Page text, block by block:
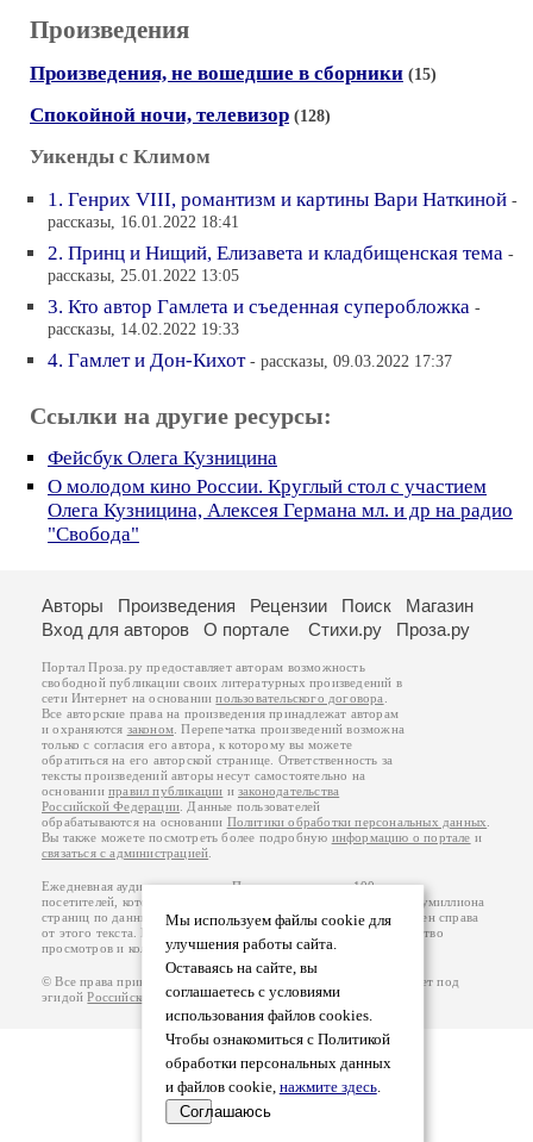
Произведения
Произведения, не вошедшие в сборники (15)
Спокойной ночи, телевизор (128)
Уикенды с Климом
1. Генрих VIII, романтизм и картины Вари Наткиной -
рассказы, 16.01.2022 18:41
2. Принц и Нищий, Елизавета и кладбищенская тема -
рассказы, 25.01.2022 13:05
3. Кто автор Гамлета и съеденная суперобложка -
рассказы, 14.02.2022 19:33
4. Гамлет и Дон-Кихот - рассказы, 09.03.2022 17:37
Ссылки на другие ресурсы:
Фейсбук Олега Кузницина
О молодом кино России. Круглый стол с участием
Олега Кузницина, Алексея Германа мл. и др на радио
"Свобода"
Мы используем файлы cookie для
улучшения работы сайта.
Оставаясь на сайте, вы
соглашаетесь с условиями
использования файлов cookies.
Чтобы ознакомиться с Политикой
обработки персональных данных
и файлов cookie, нажмите здесь.
Соглашаюсь
Авторы Произведения Рецензии Поиск
Магазин
Вход для авторов
О портале Стихи.ру Проза.ру
Портал Проза.ру предоставляет авторам возможность
свободной публикации своих литературных произведений в
сети Интернет на основаниипользовательского договора
Все авторские права на произведения принадлежат авторам
и охраняются законом . Перепечатка произведений возможна
только с согласия его автора, к которому вы можете
обратиться на его авторской странице. Ответственность за
тексты произведений авторы несут самостоятельно на
основанииправил публикации изаконодательства
Российской Федерации . Данные пользователей
обрабатываются на основании Политики обработки персональных данных
Вы также можете посмотреть более подробную информацию о портале и
связаться с администрацией
Ежедневная аудитория портала Проза.ру – порядка 100 тысяч
посетителей, которые в общей сумме просматривают более полумиллиона
страниц по данным счетчика посещаемости, который расположен справа
от этого текста. В каждой графе указано по две цифры: количество
просмотров и количество посетителей.
© Все права принадлежат авторам, 2000-2026. Портал работает под
эгидойРоссийского союза писателей.18+